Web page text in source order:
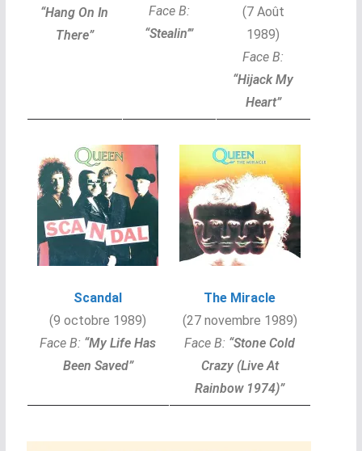
“Hang On In
There”
Face B:
“Stealin’”
(7 Août
1989)
Face B:
“Hijack My
Heart”
Scandal
(9 octobre 1989)
Face B: “My Life Has
Been Saved”
The Miracle
(27 novembre 1989)
Face B: “Stone Cold
Crazy (Live At
Rainbow 1974)”